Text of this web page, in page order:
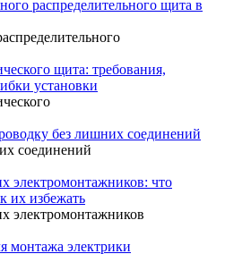
распределительного щита в
щита: требования,
установки
без лишних соединений
соединений
электромонтажников: что
их избежать
электромонтажников
монтажа электрики